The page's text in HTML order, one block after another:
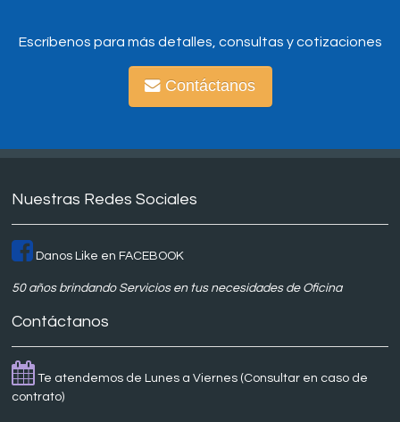
Escríbenos para más detalles, consultas y cotizaciones
Contáctanos
Nuestras Redes Sociales
Danos Like en FACEBOOK
50 años brindando Servicios en tus necesidades de Oficina
Contáctanos
Te atendemos de Lunes a Viernes (Consultar en caso de
contrato)